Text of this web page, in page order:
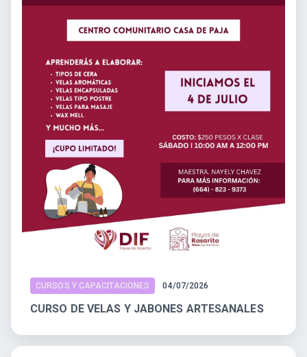
CURSOS Y CAPACITACIONES 04/07/2026
CURSO DE VELAS Y JABONES ARTESANALES